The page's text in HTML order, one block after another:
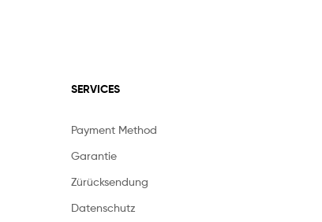
SERVICES
Payment Method
Garantie
Zürücksendung
Datenschutz